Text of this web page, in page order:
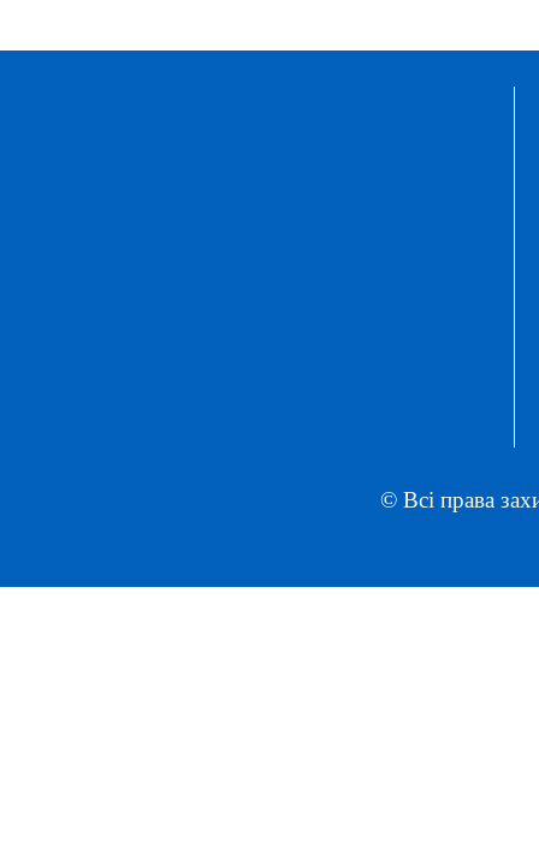
© Всі права